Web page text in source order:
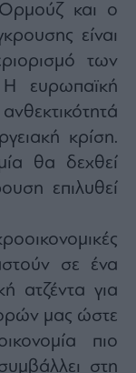
και ο
είναι
των
Η ευρωπαϊκή
κρίση.
θα δεχθεί
επιλυθεί
σε ένα
ατζέντα για
μας ώστε
πιο
στη